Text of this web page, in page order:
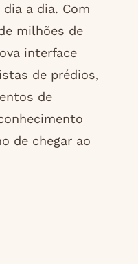
a dia. Com
milhões de
interface
de prédios,
de
de chegar ao